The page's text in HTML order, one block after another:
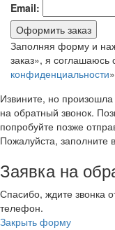
Email:
Оформить заказ
Заполняя форму и
заказ», я соглашаюсь
конфиденциальности»
Извините, но
на обратный звонок.
попробуйте позже
Пожалуйста, заполните
Заявка на
Спасибо, ждите звонка
телефон.
Закрыть форму